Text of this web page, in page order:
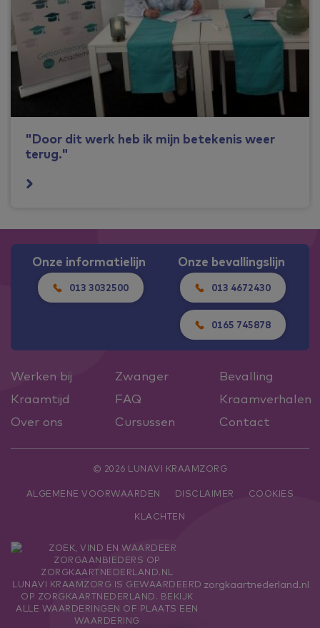
"Door dit werk heb ik mijn betekenis weer
terug."
Onze informatielijn
013 3032500
Onze bevallingslijn
013 4672430
0165 745878
Werken bij Zwanger
Bevalling
Kraamtijd
FAQ
Kraamverhalen
Over ons
Cursussen Contact
© 2026 LUNAVI KRAAMZORG
ALGEMENE VOORWAARDEN DISCLAIMER
COOKIES
KLACHTEN
LUNAVI KRAAMZORG IS GEWAARDEERD
OP ZORGKAARTNEDERLAND. BEKIJK
ALLE WAARDERINGEN OF PLAATS EEN
WAARDERING
zorgkaartnederland.nl